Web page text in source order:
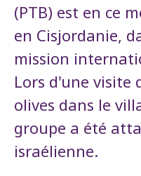
(PTB) est en ce
en Cisjordanie,
mission
Lors d'une visite
olives dans le
groupe a été
israélienne.